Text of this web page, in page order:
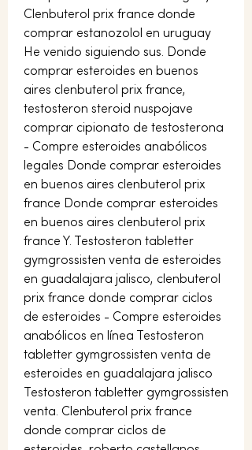
Clenbuterol prix france donde
comprar estanozolol en uruguay
He venido siguiendo sus. Donde
comprar esteroides en buenos
aires clenbuterol prix france,
testosteron steroid nuspojave
comprar cipionato de testosterona
- Compre esteroides anabólicos
legales Donde comprar esteroides
en buenos aires clenbuterol prix
france Donde comprar esteroides
en buenos aires clenbuterol prix
france Y. Testosteron tabletter
gymgrossisten venta de esteroides
en guadalajara jalisco, clenbuterol
prix france donde comprar ciclos
de esteroides - Compre esteroides
anabólicos en línea Testosteron
tabletter gymgrossisten venta de
esteroides en guadalajara jalisco
Testosteron tabletter gymgrossisten
venta. Clenbuterol prix france
donde comprar ciclos de